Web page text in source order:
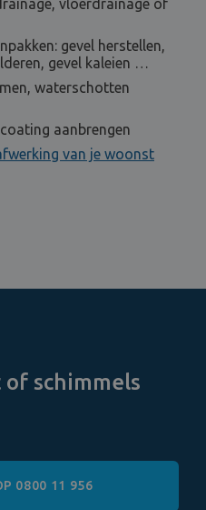
vloerdrainage of
gevel herstellen,
gevel kaleien …
waterschotten
aanbrengen
van je woonst
schimmels
0800 11 956